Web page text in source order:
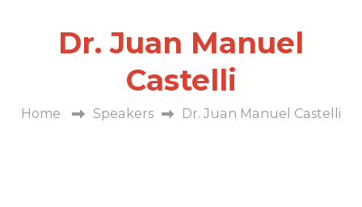
Dr. Juan Manuel
Castelli
Home Speakers Dr. Juan Manuel Castelli